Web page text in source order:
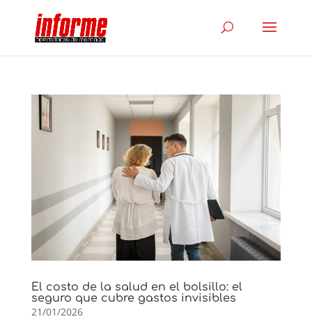
El costo de la salud en el bolsillo: el
seguro que cubre gastos invisibles
21/01/2026